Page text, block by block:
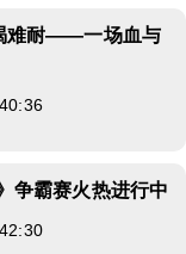
难耐——一场血与
争霸赛火热进行中